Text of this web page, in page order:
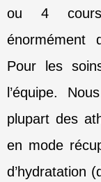
ou 4
énormément
Pour les
l’équipe.
plupart des
en mode
d’hydratation